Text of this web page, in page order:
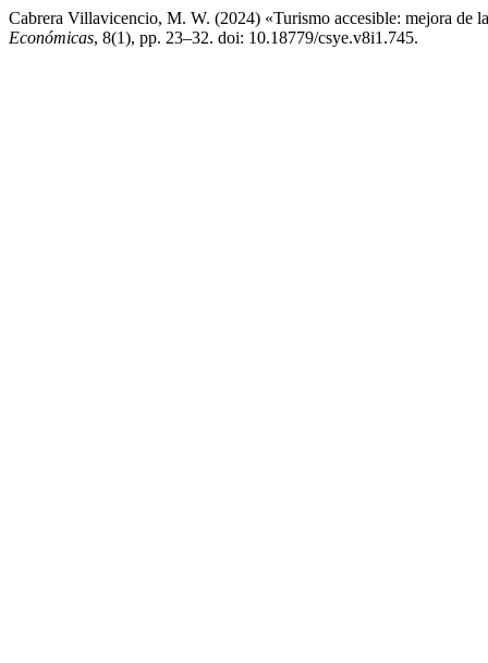
Cabrera Villavicencio, M. W. (2024) «Turismo accesible: mejora de
Económicas, 8(1), pp. 23–32. doi: 10.18779/csye.v8i1.745.